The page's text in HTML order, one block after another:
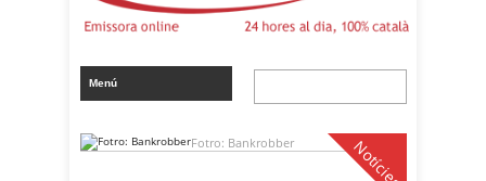
Notícies
Fotro: Bankrobber